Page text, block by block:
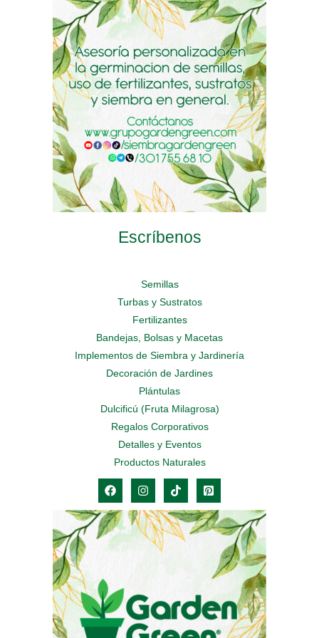
pueden
elegir
en
página
de
producto
elegir
la
página
de
producto
en
la
página
de
producto
Escríbenos
Semillas
Turbas y Sustratos
Fertilizantes
Bandejas, Bolsas y Macetas
Implementos de Siembra y Jardinería
Decoración de Jardines
Plántulas
Dulcificú (Fruta Milagrosa)
Regalos Corporativos
Detalles y Eventos
Productos Naturales